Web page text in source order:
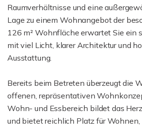
Raumverhältnisse und eine
Lage zu einem Wohnangebot der
126 m² Wohnfläche erwartet Sie ein
mit viel Licht, klarer Architektur und
Ausstattung.
Bereits beim Betreten überzeugt die
offenen, repräsentativen
Wohn- und Essbereich bildet das
und bietet reichlich Platz für Wohnen,